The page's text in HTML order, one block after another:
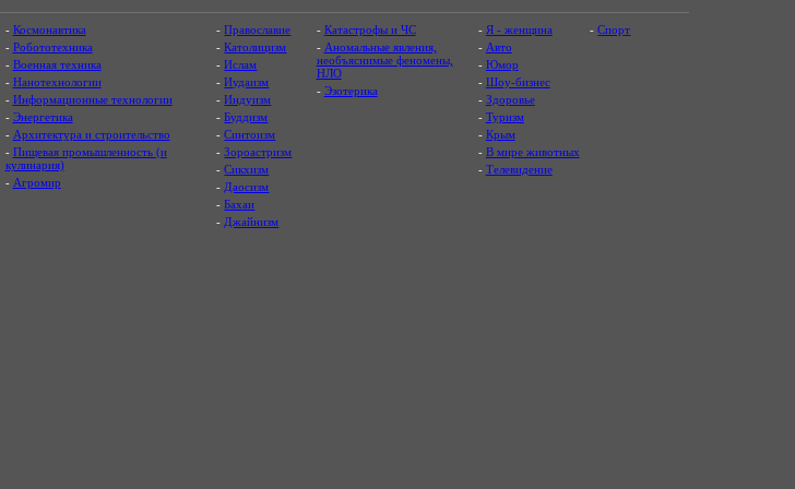
- Космонавтика
- Робототехника
- Военная техника
- Нанотехнологии
- Информационные технологии
- Энергетика
- Архитектура и строительство
- Пищевая промышленность (и
кулинария)
- Агромир
-Православие
-Католицизм
-Ислам
-Иудаизм
-Индуизм
-Буддизм
-Синтоизм
-Зороастризм
-Сикхизм
- Даосизм
-Бахаи
- Джайнизм
- Катастрофы и ЧС
- Аномальные явления,
необъяснимые феномены,
НЛО
- Эзотерика
- Я - женщина
- Авто
- Юмор
- Шоу-бизнес
- Здоровье
- Туризм
- Крым
- В мире животных
- Телевидение
-Спорт